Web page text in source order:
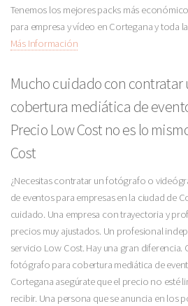
Tenemos los mejores packs más
para empresa y vídeo en Cortegana y toda
Más Información
Mucho cuidado con contratar
cobertura mediática de
Precio Low Cost no es lo
Cost
¿Necesitas contratar un fotógrafo o
de eventos para empresas en la ciudad de
cuidado. Una empresa con trayectoria y
precios muy ajustados. Un profesional
servicio Low Cost. Hay una gran diferencia.
fotógrafo para cobertura mediática de
Cortegana asegúrate que el precio no esté
recibir. Una persona que se anuncia en los